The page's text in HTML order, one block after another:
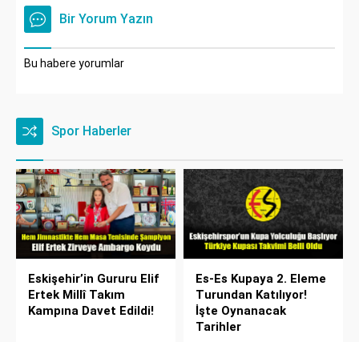
Bir Yorum Yazın
Bu habere yorumlar
Spor Haberler
Eskişehir’in Gururu Elif
Ertek Millî Takım
Kampına Davet Edildi!
Es-Es Kupaya 2. Eleme
Turundan Katılıyor!
İşte Oynanacak
Tarihler